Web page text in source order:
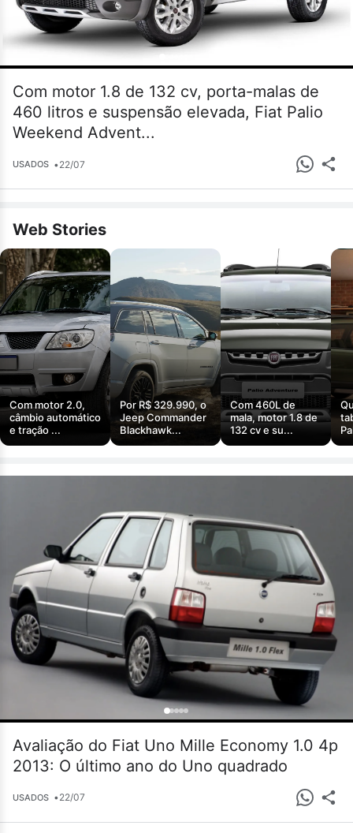
Com motor 1.8 de 132 cv, porta-malas de
460 litros e suspensão elevada, Fiat Palio
Weekend Advent...
USADOS •22/07
Web Stories
Com motor 2.0,
câmbio automático
e tração ...
Por R$ 329.990, o
Jeep Commander
Blackhawk...
Com 460L de
mala, motor 1.8 de
132 cv e su...
Avaliação do Fiat Uno Mille Economy 1.0 4p
2013: O último ano do Uno quadrado
USADOS •22/07